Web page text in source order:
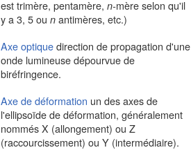
est trimère, pentamère, n-mère selon qu'il
y a 3, 5 ou nantimères, etc.)
Axe optique direction de propagation d'une
onde lumineuse dépourvue de
biréfringence.
Axe de déformation un des axes de
l'ellipsoïde de déformation, généralement
nommés X (allongement) ou Z
(raccourcissement) ou Y (intermédiaire).